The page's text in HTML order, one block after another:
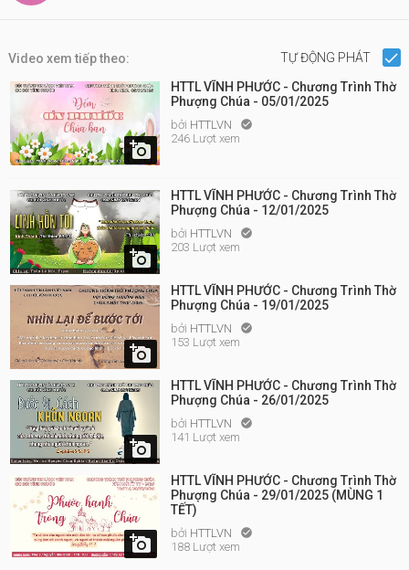
Video xem tiếp theo: TỰ ĐỘNG PHÁT

HTTL VĨNH PHƯỚC - Chương Trình Thờ
Phượng Chúa - 05/01/2025
bởi HTTLVN 
246 Lượt xem

HTTL VĨNH PHƯỚC - Chương Trình Thờ
Phượng Chúa - 12/01/2025
bởi HTTLVN 
203 Lượt xem

HTTL VĨNH PHƯỚC - Chương Trình Thờ
Phượng Chúa - 19/01/2025
bởi HTTLVN 
153 Lượt xem

HTTL VĨNH PHƯỚC - Chương Trình Thờ
Phượng Chúa - 26/01/2025
bởi HTTLVN 
141 Lượt xem

HTTL VĨNH PHƯỚC - Chương Trình Thờ
Phượng Chúa - 29/01/2025 (MÙNG 1
TẾT)
bởi HTTLVN 
188 Lượt xem